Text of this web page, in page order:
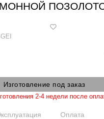
Изготовление под заказ
2-4 недели после
Оплата